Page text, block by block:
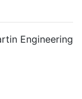
Engineering